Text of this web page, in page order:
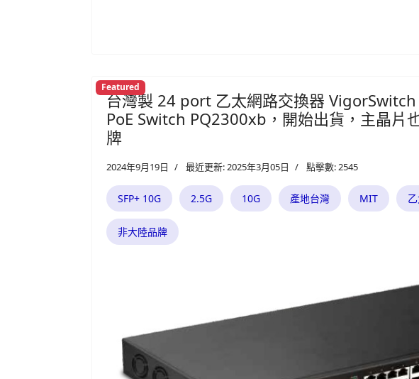
Featured
台灣製 24 port 乙太網路交換器
PoE Switch PQ2300xb，開始出貨，主晶片
牌
2024年9月19日 最近更新: 2025年3月05日 點擊數: 2545
SFP+ 10G 2.5G 10G 產地台灣 MIT
非大陸品牌